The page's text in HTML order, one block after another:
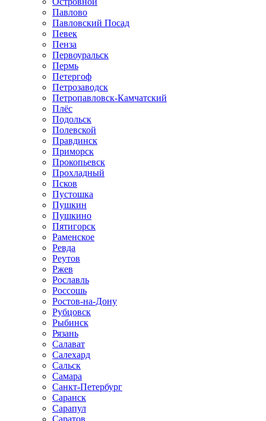
Павлово
Павловский Посад
Певек
Пенза
Первоуральск
Пермь
Петергоф
Петрозаводск
Петропавловск-Камчатский
Плёс
Подольск
Полевской
Правдинск
Приморск
Прокопьевск
Прохладный
Псков
Пустошка
Пушкин
Пушкино
Пятигорск
Раменское
Ревда
Реутов
Ржев
Рославль
Россошь
Ростов-на-Дону
Рубцовск
Рыбинск
Рязань
Салават
Салехард
Сальск
Самара
Санкт-Петербург
Саранск
Сарапул
Саратов